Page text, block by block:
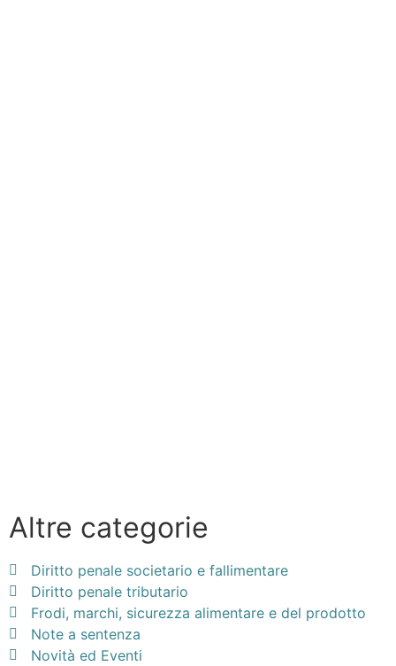
Altre categorie
Diritto penale societario e fallimentare
Diritto penale tributario
Frodi, marchi, sicurezza alimentare e del prodotto
Note a sentenza
Novità ed Eventi